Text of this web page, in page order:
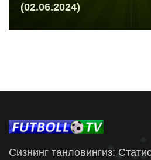
(02.06.2024)
Сизнинг танловингиз: